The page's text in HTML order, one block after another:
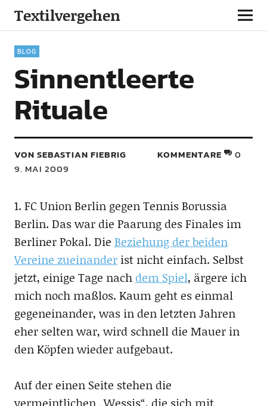
Textilvergehen
BLOG
Sinnentleerte
Rituale
VON SEBASTIAN FIEBRIG
9. MAI 2009
KOMMENTARE 0
1. FC Union Berlin gegen Tennis Borussia
Berlin. Das war die Paarung des Finales im
Berliner Pokal. Die Beziehung der beiden
Vereine zueinanderist nicht einfach. Selbst
jetzt, einige Tage nach dem Spiel, ärgere ich
mich noch maßlos. Kaum geht es einmal
gegeneinander, was in den letzten Jahren
eher selten war, wird schnell die Mauer in
den Köpfen wieder aufgebaut.
Auf der einen Seite stehen die
vermeintlichen „Wessis“, die sich mit